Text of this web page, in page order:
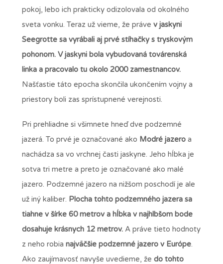
pokoj, lebo ich prakticky odizolovala od okolného
sveta vonku. Teraz už vieme, že práve v jaskyni
Seegrotte sa vyrábali aj prvé stíhačky s tryskovým
pohonom. V jaskyni bola vybudovaná továrenská
linka a pracovalo tu okolo 2000 zamestnancov.
Našťastie táto epocha skončila ukončením vojny a
priestory boli zas sprístupnené verejnosti.
Pri prehliadne si všimnete hneď dve podzemné
jazerá. To prvé je označované ako Modré jazero a
nachádza sa vo vrchnej časti jaskyne. Jeho hĺbka je
sotva tri metre a preto je označované ako malé
jazero. Podzemné jazero na nižšom poschodí je ale
už iný kaliber. Plocha tohto podzemného jazera sa
tiahne v šírke 60 metrov a hĺbka v najhlbšom bode
dosahuje krásnych 12 metrov. A práve tieto hodnoty
z neho robia najväčšie podzemné jazero v Európe.
Ako zaujímavosť navyše uvedieme, že do tohto